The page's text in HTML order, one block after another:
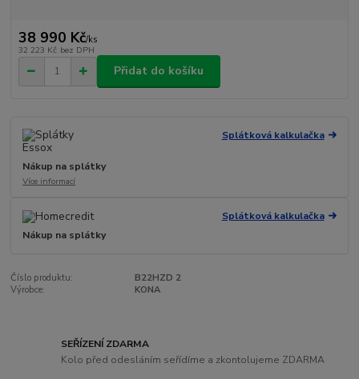
38 990 Kč/ks
32 223 Kč bez DPH
Přidat do košíku
Splátková kalkulačka
Nákup na splátky
Více informací
Splátková kalkulačka
Nákup na splátky
Číslo produktu:
B22HZD 2
Výrobce:
KONA
SEŘÍZENÍ ZDARMA
Kolo před odesláním seřídíme a zkontolujeme ZDARMA